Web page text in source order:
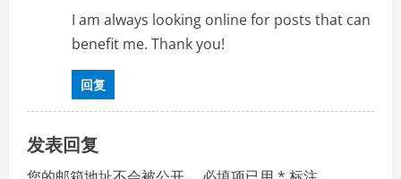
o
n
I am always looking online for posts that can
benefit me. Thank you!
回复
发表回复